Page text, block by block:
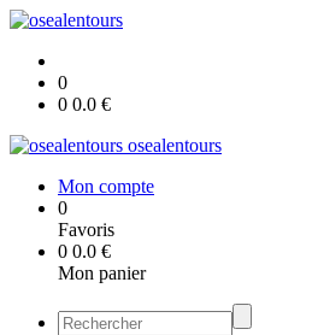
0
0 0.0 €
osealentours
Mon compte
0
Favoris
0 0.0 €
Mon panier